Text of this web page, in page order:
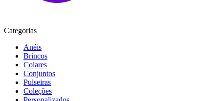
Categorias
Anéis
Brincos
Colares
Conjuntos
Pulseiras
Coleções